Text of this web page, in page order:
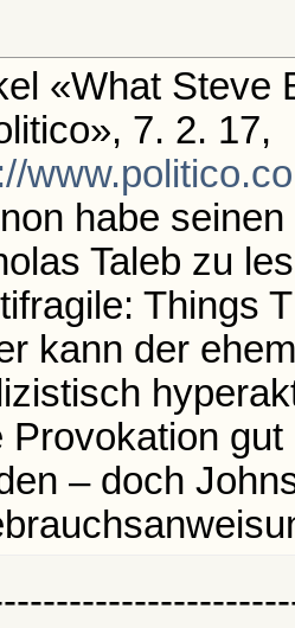
«What Steve
7. 2. 17,
habe
Taleb zu
Things
kann der
Provokation
– doch